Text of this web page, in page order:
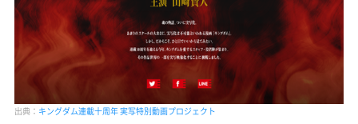
出典： キングダム連載十周年 実写特別動画プロジェクト